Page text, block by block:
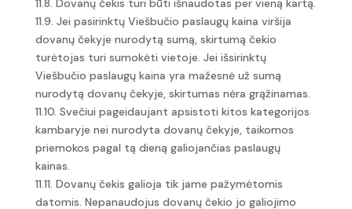
11.8. Dovanų čekis turi būti išnaudotas per vieną kartą.
11.9. Jei pasirinktų Viešbučio paslaugų kaina viršija
dovanų čekyje nurodytą sumą, skirtumą čekio
turėtojas turi sumokėti vietoje. Jei išsirinktų
Viešbučio paslaugų kaina yra mažesnė už sumą
nurodytą dovanų čekyje, skirtumas nėra grąžinamas.
11.10. Svečiui pageidaujant apsistoti kitos kategorijos
kambaryje nei nurodyta dovanų čekyje, taikomos
priemokos pagal tą dieną galiojančias paslaugų
kainas.
11.11. Dovanų čekis galioja tik jame pažymėtomis
datomis. Nepanaudojus dovanų čekio jo galiojimo